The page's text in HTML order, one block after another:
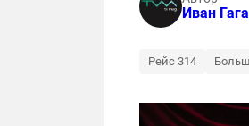
Иван
Рейс 314